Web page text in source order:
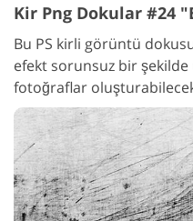
Kir Png Dokular #24
Bu PS kirli görüntü
efekt sorunsuz bir
fotoğraflar